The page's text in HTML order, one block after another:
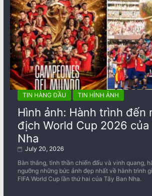
TIN HÀNG ĐẦU TIN HÌNH ẢNH
Hình ảnh: Hành trình đến
địch World Cup 2026 của
Nha
July 20, 2026
Bàn thắng, tinh thần chiến đấu và vinh quang,
ngưỡng những bức ảnh đẹp nhất về ​​hành trình
FIFA World Cup lần thứ hai của Tây Ban Nha.